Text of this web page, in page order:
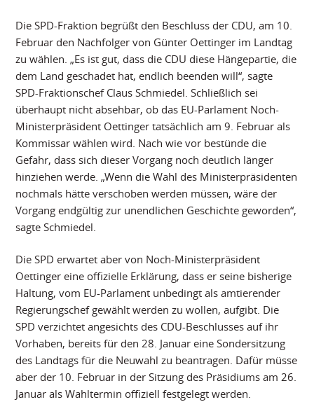
Die SPD-Fraktion begrüßt den Beschluss der CDU, am 10.
Februar den Nachfolger von Günter Oettinger im Landtag
zu wählen. „Es ist gut, dass die CDU diese Hängepartie, die
dem Land geschadet hat, endlich beenden will“, sagte
SPD-Fraktionschef Claus Schmiedel. Schließlich sei
überhaupt nicht absehbar, ob das EU-Parlament Noch-
Ministerpräsident Oettinger tatsächlich am 9. Februar als
Kommissar wählen wird. Nach wie vor bestünde die
Gefahr, dass sich dieser Vorgang noch deutlich länger
hinziehen werde. „Wenn die Wahl des Ministerpräsidenten
nochmals hätte verschoben werden müssen, wäre der
Vorgang endgültig zur unendlichen Geschichte geworden“,
sagte Schmiedel.
Die SPD erwartet aber von Noch-Ministerpräsident
Oettinger eine offizielle Erklärung, dass er seine bisherige
Haltung, vom EU-Parlament unbedingt als amtierender
Regierungschef gewählt werden zu wollen, aufgibt. Die
SPD verzichtet angesichts des CDU-Beschlusses auf ihr
Vorhaben, bereits für den 28. Januar eine Sondersitzung
des Landtags für die Neuwahl zu beantragen. Dafür müsse
aber der 10. Februar in der Sitzung des Präsidiums am 26.
Januar als Wahltermin offiziell festgelegt werden.